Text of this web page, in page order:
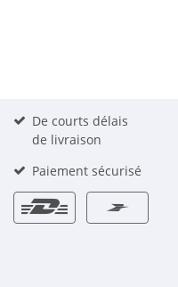
De courts délais
de livraison
Paiement sécurisé